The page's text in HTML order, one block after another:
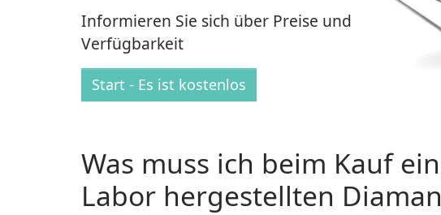
Informieren Sie sich über Preise und
Verfügbarkeit
Start - Es ist kostenlos
Was muss ich beim Kauf
Labor hergestellten